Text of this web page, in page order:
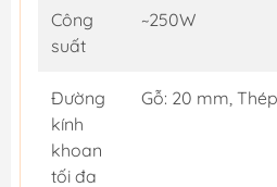
Công
suất
~250W
Đường
kính
khoan
tối đa
Gỗ: 20 mm,